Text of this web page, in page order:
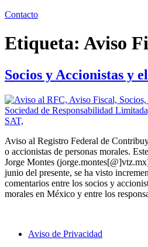
Contacto
Etiqueta: Aviso
Socios y Accionistas y
Aviso al Registro Federal de
o accionistas de personas morales.
Jorge Montes
junio del presente, se ha visto
comentarios entre los socios y
morales en México y entre los
Aviso de Privacidad